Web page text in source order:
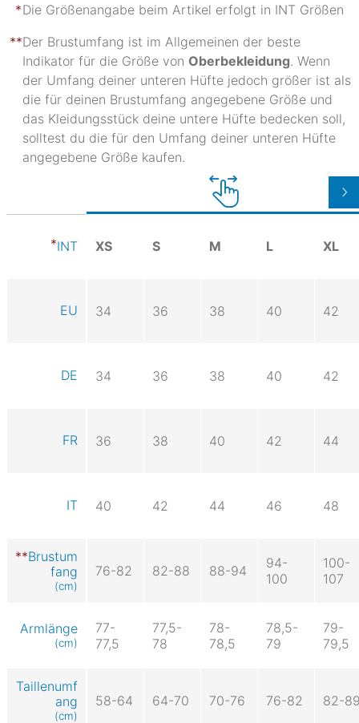
Die Größenangabe beim Artikel erfolgt in INT Größen
Der Brustumfang ist im Allgemeinen der beste
Indikator für die Größe von Oberbekleidung. Wenn
der Umfang deiner unteren Hüfte jedoch größer ist als
die für deinen Brustumfang angegebene Größe und
das Kleidungsstück deine untere Hüfte bedecken soll,
solltest du die für den Umfang deiner unteren Hüfte
angegebene Größe kaufen.
INT XS S M L XL
EU 34 36 38 40 42
DE 34 36 38 40 42
FR 36 38 40 42 44
IT 40 42 44 46 48
Brustum
fang
(cm)
76-82 82-88 88-94
94-
100
100-
107
Armlänge
(cm)
77-
77,5
77,5-
78
78-
78,5
78,5-
79
79-
79,5
Taillenumf
ang
(cm)
58-64 64-70 70-76 76-82 82-